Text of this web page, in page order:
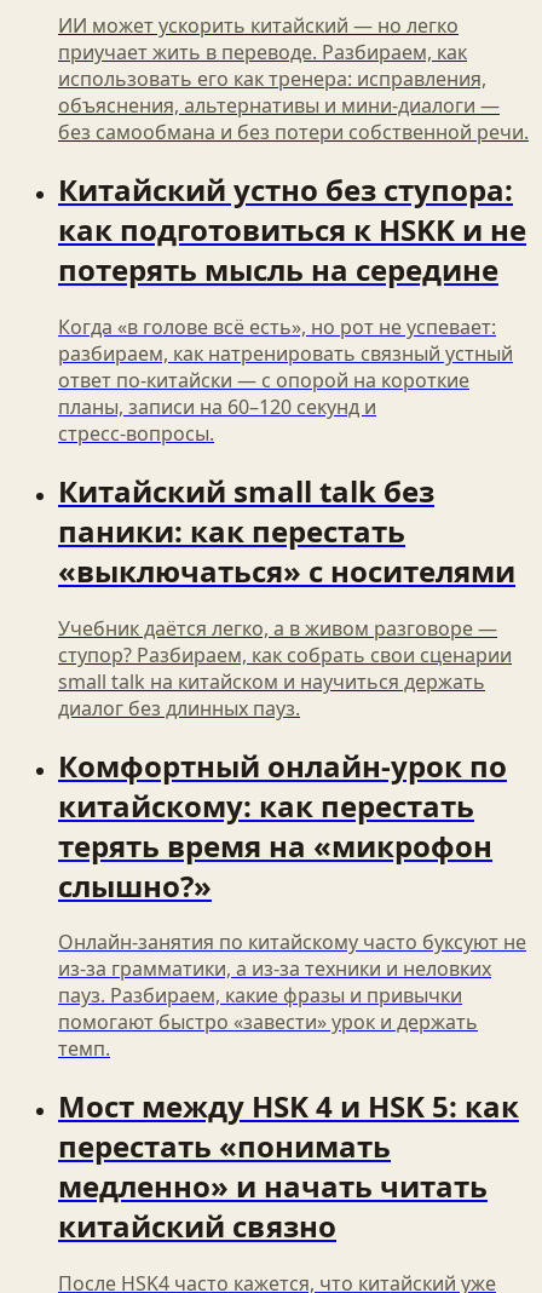
ИИ может ускорить китайский — но легко
приучает жить в переводе. Разбираем, как
использовать его как тренера: исправления,
объяснения, альтернативы и мини-диалоги —
без самообмана и без потери собственной речи.
Китайский устно без ступора:
как подготовиться к HSKK и не
потерять мысль на середине
Когда «в голове всё есть», но рот не успевает:
разбираем, как натренировать связный устный
ответ по-китайски — с опорой на короткие
планы, записи на 60–120 секунд и
стресс‑вопросы.
Китайский small talk без
паники: как перестать
«выключаться» с носителями
Учебник даётся легко, а в живом разговоре —
ступор? Разбираем, как собрать свои сценарии
small talk на китайском и научиться держать
диалог без длинных пауз.
Комфортный онлайн‑урок по
китайскому: как перестать
терять время на «микрофон
слышно?»
Онлайн-занятия по китайскому часто буксуют не
из-за грамматики, а из-за техники и неловких
пауз. Разбираем, какие фразы и привычки
помогают быстро «завести» урок и держать
темп.
Мост между HSK 4 и HSK 5: как
перестать «понимать
медленно» и начать читать
китайский связно
После HSK4 часто кажется, что китайский уже